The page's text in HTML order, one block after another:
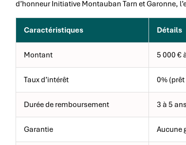
d’honneur Initiative Montauban Tarn et Garonne,
Caractéristiques Détails
Montant 5 000 €
Taux d’intérêt 0%
Durée de remboursement 3 à 5 ans
Garantie Aucune